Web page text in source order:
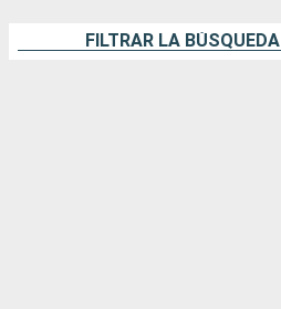
FILTRAR LA BÚSQUEDA